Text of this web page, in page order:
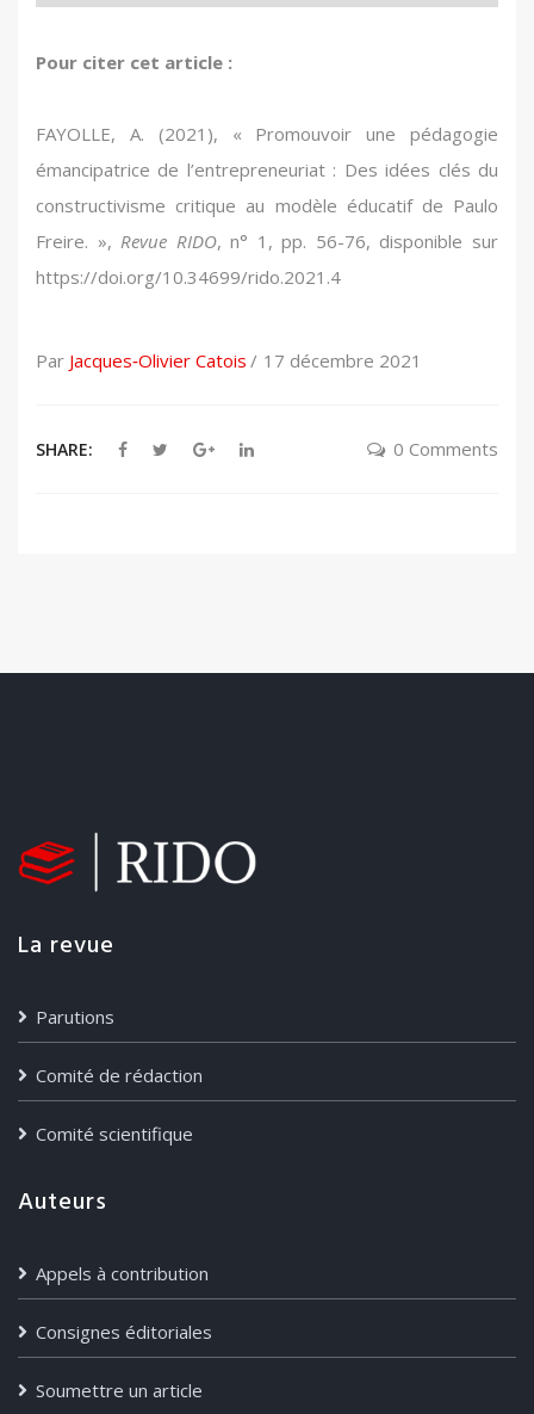
Entrepreneurship education is at the
entrepreneurship, as a teaching object, is very
widespread in business schools, engineering
schools and universities. On the other hand,
entrepreneurship education lacks of legitimacy
and critical approaches aiming at
education pedagogy, centered around
implications for learners, educators,
Entrepreneuriat ; Education entrepreneuriale ;
de Paulo Freire ; Emancipation.
Entrepreneurship ; Entrepreneurship education
educational model ; Emancipation
Pour citer cet article :
FAYOLLE, A. (2021), « Promouvoir une pédagogie
émancipatrice de l’entrepreneuriat : Des idées clés du
constructivisme critique au modèle éducatif de Paulo
Freire. », Revue RIDO, n° 1, pp. 56-76, disponible sur
https://doi.org/10.34699/rido.2021.4
Par Jacques‑Olivier Catois 17 décembre 2021
SHARE: 0 Comments
La revue
Parutions
Comité de rédaction
Comité scientifique
Auteurs
Appels à contribution
Consignes éditoriales
Soumettre un article